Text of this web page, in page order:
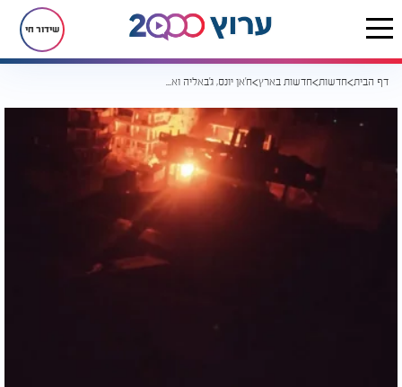
שידור חי
דף הבית חדשות חדשות בארץ ח'אן יונס, ג'באליה ואל-תלתיני: צה"ל תקף שורת מוקדים בעזה